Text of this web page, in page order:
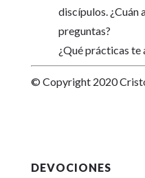
discípulos. ¿Cuán
preguntas?
¿Qué prácticas te
© Copyright 2020
DEVOCIONES